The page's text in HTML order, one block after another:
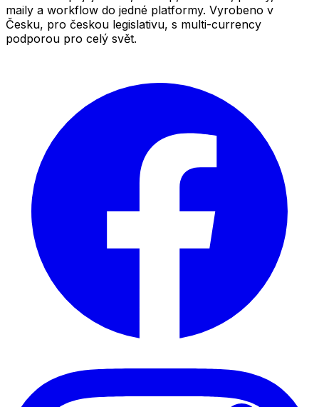
maily a workflow do jedné platformy. Vyrobeno v
Česku, pro českou legislativu, s multi-currency
podporou pro celý svět.